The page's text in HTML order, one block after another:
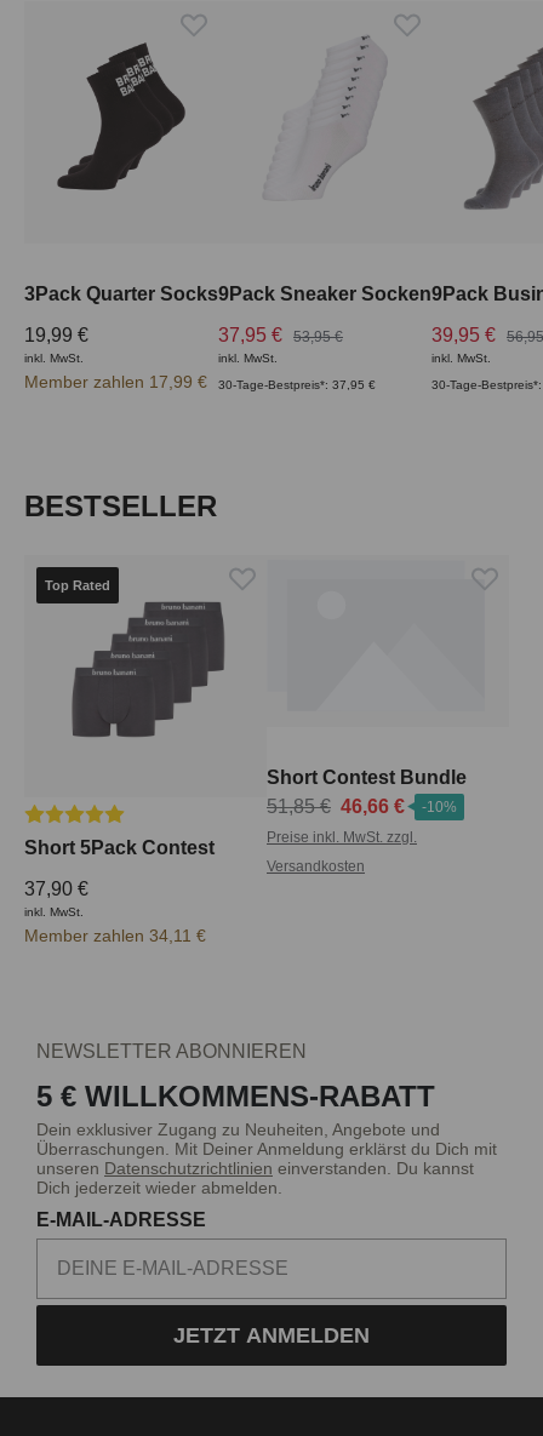
3Pack Quarter Socks
19,99 €
inkl. MwSt.
Member zahlen 17,99 €
9Pack Sneaker Socken
37,95 €
53,95 €
inkl. MwSt.
30-Tage-Bestpreis*: 37,95 €
9Pack
39,95 €
inkl. MwSt.
30-Tage-
Produktgalerie überspringen
BESTSELLER
Top Rated
Durchschnittliche Bewertung von 5 von 5 Sternen
Short 5Pack Contest
37,90 €
inkl. MwSt.
Member zahlen 34,11 €
Short Contest Bundle
51,85 € 46,66 €
-10%
Preise inkl. MwSt. zzgl.
Versandkosten
NEWSLETTER ABONNIEREN
5 € WILLKOMMENS-RABATT
Dein exklusiver Zugang zu Neuheiten, Angebote und
Überraschungen. Mit Deiner Anmeldung erklärst du Dich mit
unseren Datenschutzrichtlinien einverstanden. Du kannst
Dich jederzeit wieder abmelden.
E-MAIL-ADRESSE
JETZT ANMELDEN